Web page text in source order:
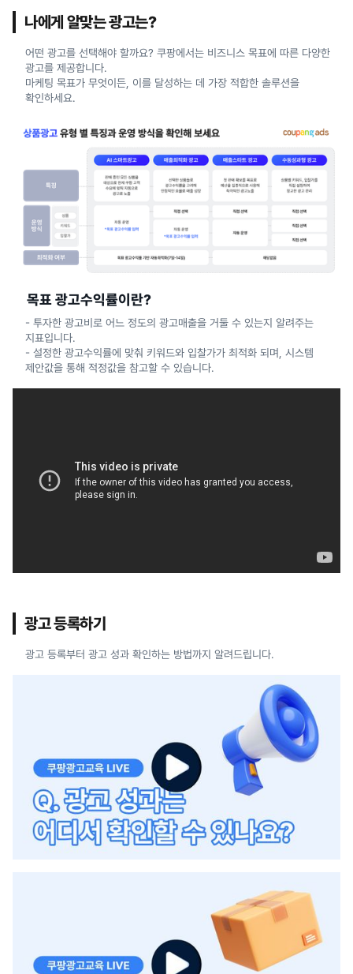
나에게 알맞는 광고는?
어떤 광고를 선택해야 할까요? 쿠팡에서는 비즈니스 목표에 따른 다양한
광고를 제공합니다.
마케팅 목표가 무엇이든, 이를 달성하는 데 가장 적합한 솔루션을
확인하세요.
목표 광고수익률이란?
- 투자한 광고비로 어느 정도의 광고매출을 거둘 수 있는지 알려주는
지표입니다.
- 설정한 광고수익률에 맞춰 키워드와 입찰가가 최적화 되며, 시스템
제안값을 통해 적정값을 참고할 수 있습니다.
광고 등록하기
광고 등록부터 광고 성과 확인하는 방법까지 알려드립니다.